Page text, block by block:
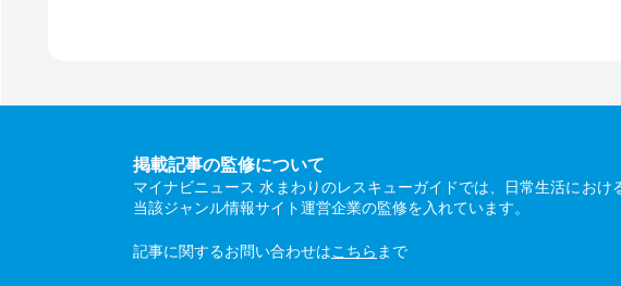
掲載記事の監修について
マイナビニュース 水まわりのレスキューガイドでは、日常生活にお
当該ジャンル情報サイト運営企業の監修を入れています。
記事に関するお問い合わせはこちら まで